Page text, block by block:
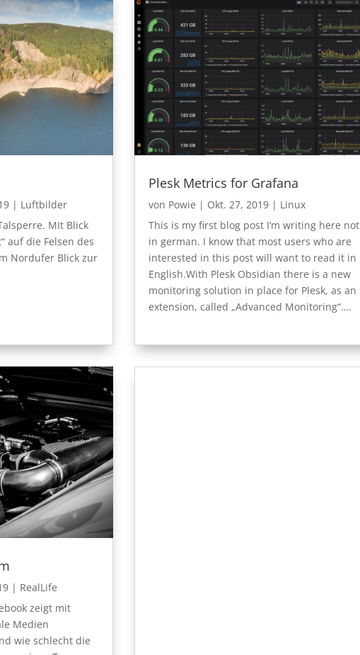
| Luftbilder
MIt Blick
auf die Felsen des
Nordufer Blick zur
Plesk Metrics for Grafana
von Powie | Okt. 27, 2019 | Linux
This is my first blog post I’m writing here not
in german. I know that most users who are
interested in this post will want to read it in
English.With Plesk Obsidian there is a new
monitoring solution in place for Plesk, as an
extension, called „Advanced Monitoring“….
| RealLife
zeigt mit
Medien
wie schlecht die